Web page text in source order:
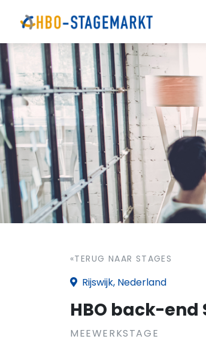
«TERUG NAAR STAGES
Rijswijk, Nederland
HBO back-
MEEWERKSTAGE